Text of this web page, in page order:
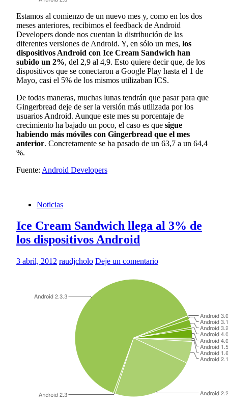
Estamos al comienzo de un nuevo mes y, como en los dos
meses anteriores, recibimos el feedback de Android
Developers donde nos cuentan la distribución de las
diferentes versiones de Android. Y, en sólo un mes, los
dispositivos Android con Ice Cream Sandwich han
subido un 2%, del 2,9 al 4,9. Esto quiere decir que, de los
dispositivos que se conectaron a Google Play hasta el 1 de
Mayo, casi el 5% de los mismos utilizaban ICS.
De todas maneras, muchas lunas tendrán que pasar para que
Gingerbread deje de ser la versión más utilizada por los
usuarios Android. Aunque este mes su porcentaje de
crecimiento ha bajado un poco, el caso es que sigue
habiendo más móviles con Gingerbread que el mes
anterior. Concretamente se ha pasado de un 63,7 a un 64,4
%.
Fuente: Android Developers
Noticias
Ice Cream Sandwich llega al 3% de
los dispositivos Android
3 abril, 2012 raudjcholo Deje un comentario